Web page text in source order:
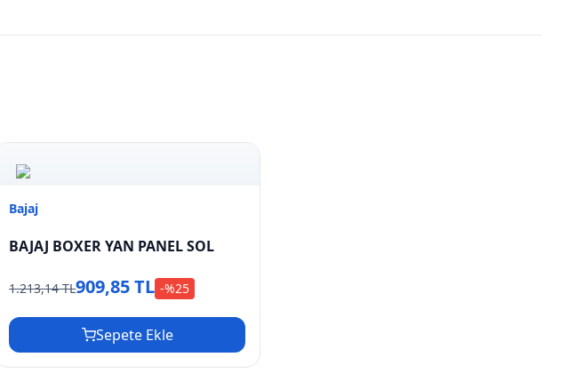
Bajaj
BAJAJ BOXER YAN PANEL SOL
1.213,14 TL909,85 TL -%25
Sepete Ekle